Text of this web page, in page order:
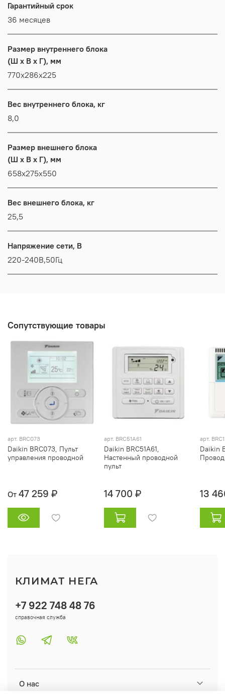
Гарантийный срок
36 месяцев
Размер внутреннего блока
(Ш x В x Г), мм
770x286x225
Вес внутреннего блока, кг
8,0
Размер внешнего блока
(Ш x В x Г), мм
658x275x550
Вес внешнего блока, кг
25,5
Напряжение сети, В
220-240В,50Гц
Сопутствующие товары
арт. BRC073
Daikin BRC073, Пульт
управления проводной
От 47 259 ₽
арт. BRC51A61
Daikin BRC51A61,
Настенный проводной
пульт
14 700 ₽
арт.
Daikin
13
О нас
+7 922 748 48 76
справочная служба
КЛИМАТ НЕГА